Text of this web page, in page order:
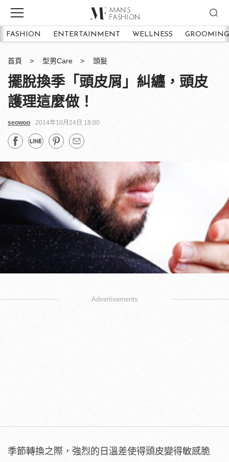
FASHION ENTERTAINMENT WELLNESS GROOMING
首頁 型男Care 頭髮
擺脫換季「頭皮屑」糾纏，頭皮
護理這麼做！
seowoo 2014年10月24日 18:00
Advertisements
季節轉換之際，強烈的日溫差使得頭皮變得敏感脆